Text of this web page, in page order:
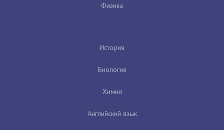
Физика
История
Биология
Химия
Английский язык